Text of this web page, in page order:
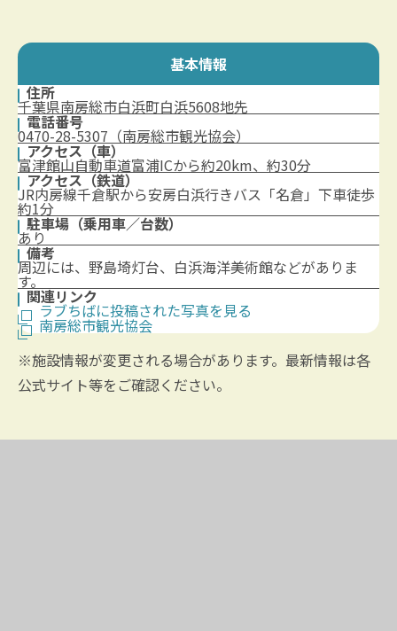
基本情報
住所
千葉県南房総市白浜町白浜5608地先
電話番号
0470-28-5307（南房総市観光協会）
アクセス（車）
富津館山自動車道富浦ICから約20km、約30分
アクセス（鉄道）
JR内房線千倉駅から安房白浜行きバス「名倉」下車徒歩
約1分
駐車場（乗用車／台数）
あり
備考
周辺には、野島埼灯台、白浜海洋美術館などがありま
す。
関連リンク
ラブちばに投稿された写真を見る
南房総市観光協会
※施設情報が変更される場合があります。最新情報は各
公式サイト等をご確認ください。